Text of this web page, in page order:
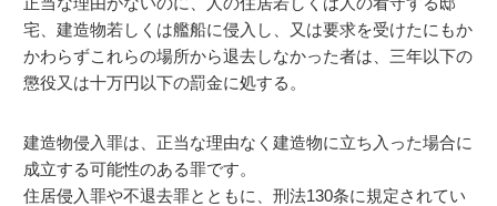
宅、建造物若しくは艦船に侵入し、又は要求を受けたにもか
かわらずこれらの場所から退去しなかった者は、三年以下の
懲役又は十万円以下の罰金に処する。
建造物侵入罪は、正当な理由なく建造物に立ち入った場合に
成立する可能性のある罪です。
住居侵入罪や不退去罪とともに、刑法130条に規定されてい